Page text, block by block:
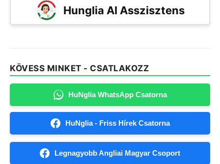
Hunglia AI Asszisztens
KÖVESS MINKET - CSATLAKOZZ
HuNglia WhatsApp Csatorna
HuNglia - Friss Hírek Csatorna
Legnagyobb Angliai Magyar Csoport